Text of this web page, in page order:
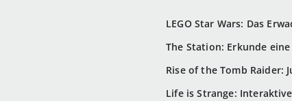
LEGO Star Wars: Das
The Station: Erkunde
Rise of the Tomb Raider:
Life is Strange: